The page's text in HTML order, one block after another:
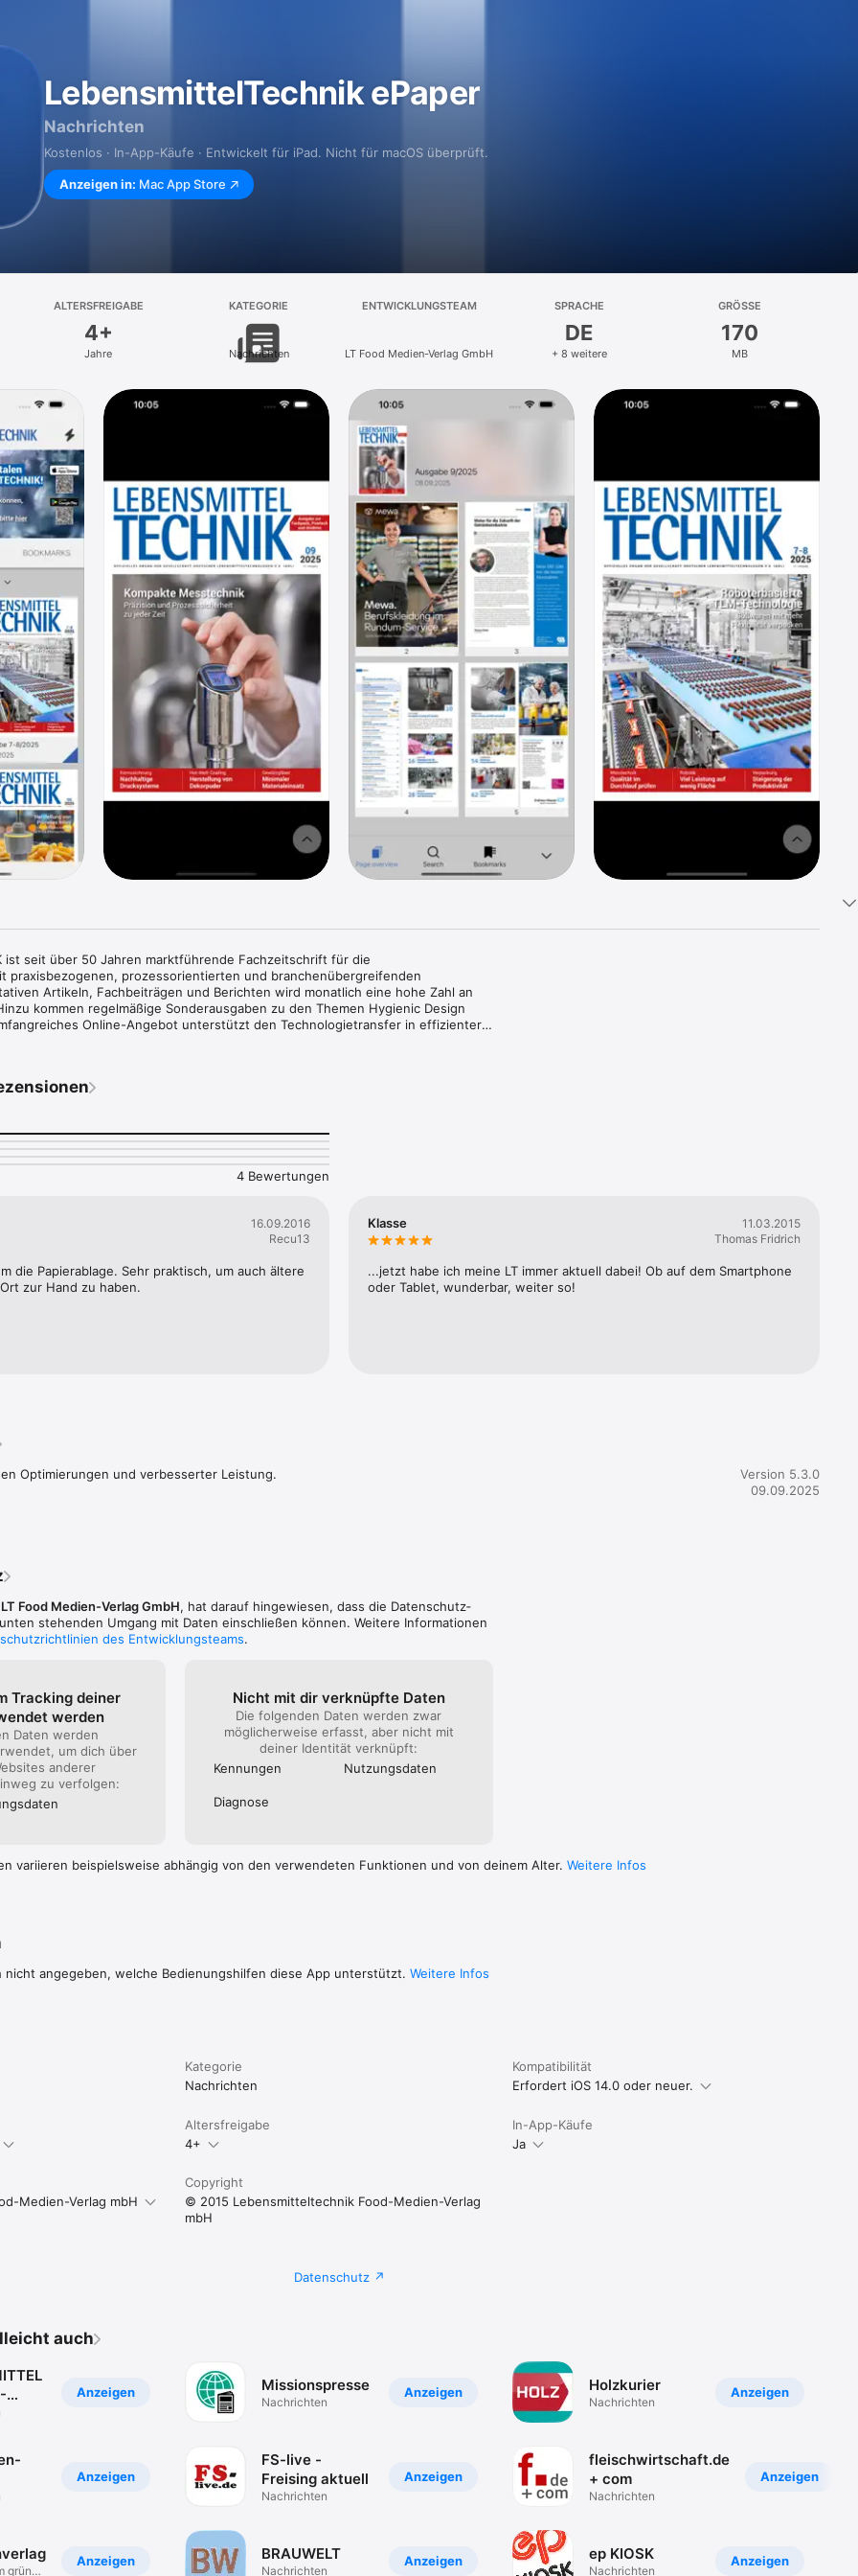
LebensmittelTechnik ePaper
Nachrichten
Kostenlos · In-App-Käufe · Entwickelt für iPad. Nicht für macOS überprüft.
Anzeigen in: Mac App Store
ALTERSFREIGABE
4+
Jahre
KATEGORIE
Nachrichten
ENTWICKLUNGSTEAM
LT Food Medien-Verlag GmbH
SPRACHE
DE
+ 8 weitere
GRÖSSE
170
MB
ist seit über 50 Jahren marktführende Fachzeitschrift für die
praxisbezogenen, prozessorientierten und branchenübergreifenden
Artikeln, Fachbeiträgen und Berichten wird monatlich eine hohe Zahl an
kommen regelmäßige Sonderausgaben zu den Themen Hygienic Design
Online-Angebot unterstützt den Technologietransfer in effizienter
komplettieren das Spektrum. Die Leser von
und Getränkeindustrie im deutschsprachigen Raum. Die Zeitschrift ist offizielles
Lebensmitteltechnologen.
sich automatisch um die entsprechende Laufzeit, wenn Sie die
4 Bewertungen
16.09.2016
Recu13
die Papierablage. Sehr praktisch, um auch ältere
zur Hand zu haben.
Klasse
11.03.2015
Thomas Fridrich
...jetzt habe ich meine LT immer aktuell dabei! Ob auf dem Smartphone
oder Tablet, wunderbar, weiter so!
Optimierungen und verbesserter Leistung.
Version 5.3.0
09.09.2025
LT Food Medien-Verlag GmbH, hat darauf hingewiesen, dass die Datenschutz­
stehenden Umgang mit Daten einschließen können. Weitere Informationen
des Entwicklungsteams.
Tracking deiner
werden
Daten werden
um dich über
anderer
zu verfolgen:
Nicht mit dir verknüpfte Daten
Die folgenden Daten werden zwar
möglicherweise erfasst, aber nicht mit
deiner Identität verknüpft:
Kennungen
Nutzungs­daten
Diagnose
variieren beispielsweise abhängig von den verwendeten Funktionen und von deinem Alter. Weitere Infos
nicht angegeben, welche Bedienungshilfen diese App unterstützt. Weitere Infos
Kategorie
Nachrichten
Kompatibilität
Erfordert iOS 14.0 oder neuer.
Altersfreigabe
4+
In-App-Käufe
Ja
Medien-Verlag mbH
Copyright
© 2015 Lebensmitteltechnik Food-Medien-Verlag
mbH
Datenschutz
auch
Anzeigen
Anzeigen
Anzeigen
grünen
Anzeigen
Missionspresse
Nachrichten
Anzeigen
FS-live -
Freising aktuell
Nachrichten
Anzeigen
BRAUWELT
Nachrichten
Anzeigen
Holzkurier
Nachrichten
Anzeigen
fleischwirtschaft.de
+ com
Nachrichten
Anzeigen
ep KIOSK
Nachrichten